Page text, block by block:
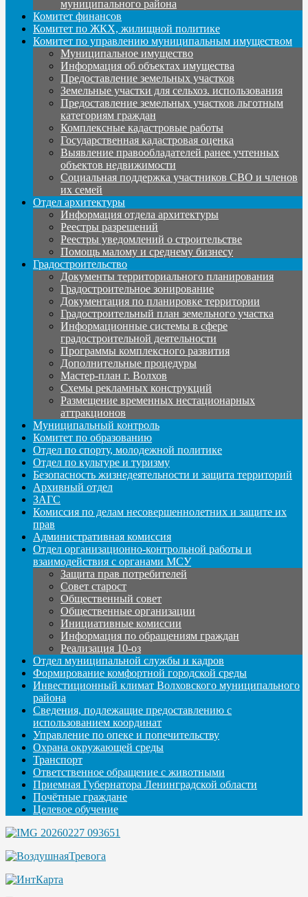
муниципального района
Комитет финансов
Комитет по ЖКХ, жилищной политике
Комитет по управлению муниципальным имуществом
Муниципальное имущество
Информация об объектах имущества
Предоставление земельных участков
Земельные участки для сельхоз. использования
Предоставление земельных участков льготным
категориям граждан
Комплексные кадастровые работы
Государственная кадастровая оценка
Выявление правообладателей ранее учтенных
объектов недвижимости
Социальная поддержка участников СВО и членов
их семей
Отдел архитектуры
Информация отдела архитектуры
Реестры разрешений
Реестры уведомлений о строительстве
Помощь малому и среднему бизнесу
Градостроительство
Документы территориального планирования
Градостроительное зонирование
Документация по планировке территории
Градостроительный план земельного участка
Информационные системы в сфере
градостроительной деятельности
Программы комплексного развития
Дополнительные процедуры
Мастер-план г. Волхов
Схемы рекламных конструкций
Размещение временных нестационарных
аттракционов
Муниципальный контроль
Комитет по образованию
Отдел по спорту, молодежной политике
Отдел по культуре и туризму
Безопасность жизнедеятельности и защита территорий
Архивный отдел
ЗАГС
Комиссия по делам несовершеннолетних и защите их
прав
Административная комиссия
Отдел организационно-контрольной работы и
взаимодействия с органами МСУ
Защита прав потребителей
Совет старост
Общественный совет
Общественные организации
Инициативные комиссии
Информация по обращениям граждан
Реализация 10-оз
Отдел муниципальной службы и кадров
Формирование комфортной городской среды
Инвестиционный климат Волховского муниципального
района
Сведения, подлежащие предоставлению с
использованием координат
Управление по опеке и попечительству
Охрана окружающей среды
Транспорт
Ответственное обращение с животными
Приемная Губернатора Ленинградской области
Почётные граждане
Целевое обучение